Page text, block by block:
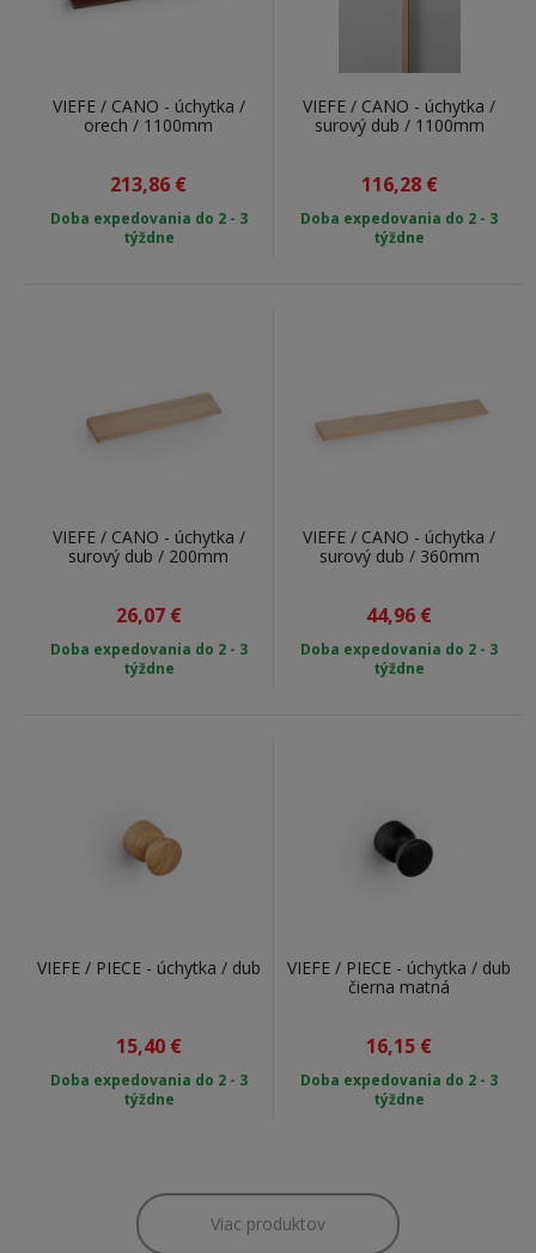
VIEFE / CANO - úchytka /
orech / 1100mm
213,86 €
Doba expedovania do 2 - 3
týždne
VIEFE / CANO - úchytka /
surový dub / 1100mm
116,28 €
Doba expedovania do 2 - 3
týždne
VIEFE / CANO - úchytka /
surový dub / 200mm
26,07 €
Doba expedovania do 2 - 3
týždne
VIEFE / CANO - úchytka /
surový dub / 360mm
44,96 €
Doba expedovania do 2 - 3
týždne
VIEFE / PIECE - úchytka / dub
15,40 €
Doba expedovania do 2 - 3
týždne
VIEFE / PIECE - úchytka / dub
čierna matná
16,15 €
Doba expedovania do 2 - 3
týždne
Viac produktov